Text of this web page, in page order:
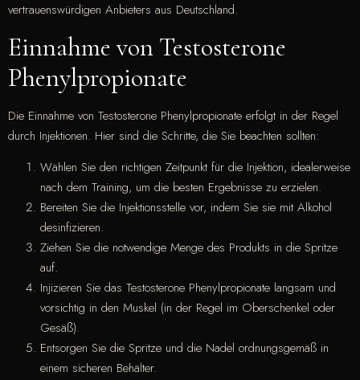
vertrauenswürdigen Anbieters aus Deutschland.
Einnahme von Testosterone
Phenylpropionate
Die Einnahme von Testosterone Phenylpropionate erfolgt in der Regel
durch Injektionen. Hier sind die Schritte, die Sie beachten sollten:
Wählen Sie den richtigen Zeitpunkt für die Injektion, idealerweise
nach dem Training, um die besten Ergebnisse zu erzielen.
Bereiten Sie die Injektionsstelle vor, indem Sie sie mit Alkohol
desinfizieren.
Ziehen Sie die notwendige Menge des Produkts in die Spritze
auf.
Injizieren Sie das Testosterone Phenylpropionate langsam und
vorsichtig in den Muskel (in der Regel im Oberschenkel oder
Gesäß).
Entsorgen Sie die Spritze und die Nadel ordnungsgemäß in
einem sicheren Behälter.